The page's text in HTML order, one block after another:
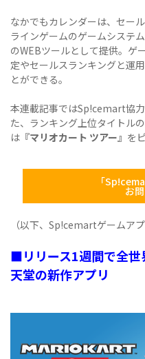
なかでもカレンダーは、セー
ラインゲームのゲームシステ
のWEBツールとして提供。ゲ
定やセールスランキングと運
とができる。
本連載記事ではSp!cemart協
た、ランキング上位タイトル
は 『マリオカート ツアー』 を
「
お
（以下、Sp!cemartゲームア
■リリース1週間で全
天堂の新作アプリ